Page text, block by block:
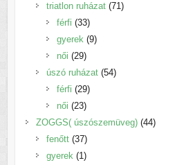
termék
triatlon ruházat 7171
férfi 3333
termék
gyerek 99
női 2929
termék
úszó ruházat 5454
férfi 2929
termék
női 2323
termék
ZOGGS( úszószemüveg) 4444
fenőtt 3737
termék
gyerek 11